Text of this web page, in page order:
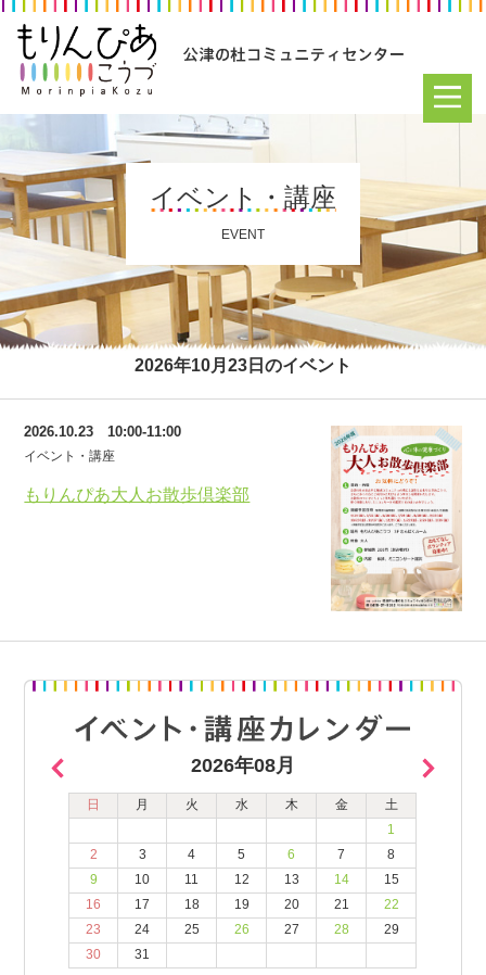
イベント・講座
EVENT
2026年10月23日のイベント
もりんぴあ大人お散歩倶楽部
2026.10.23 10:00-11:00
イベント・講座
2026年08月
日 月 火 水 木 金
土
1
2
3 4 5 6 7
8
9
10 11 12 13 14
15
16
17 18 19 20 21
22
23
24 25 26 27 28
29
30
31